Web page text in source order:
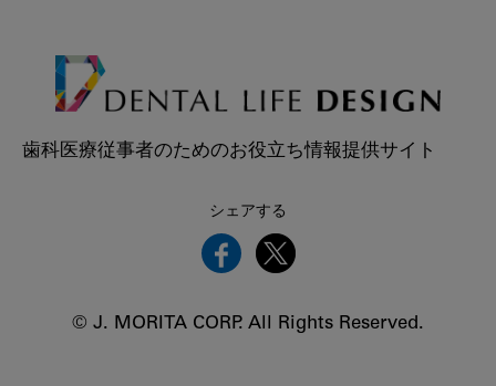
歯科医療従事者のためのお役立ち情報提供サイト
シェアする
© J. MORITA CORP. All Rights Reserved.